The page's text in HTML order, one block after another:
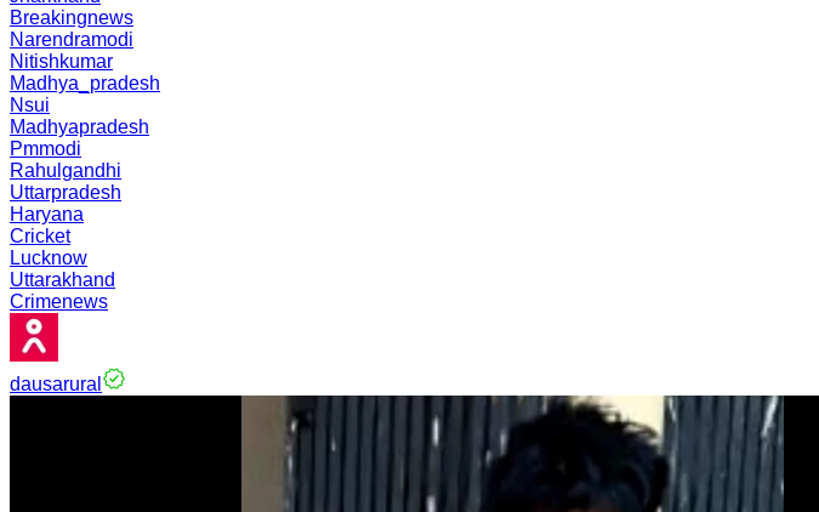
Breakingnews
Narendramodi
Nitishkumar
Madhya_pradesh
Nsui
Madhyapradesh
Pmmodi
Rahulgandhi
Uttarpradesh
Haryana
Cricket
Lucknow
Uttarakhand
Crimenews
dausarural